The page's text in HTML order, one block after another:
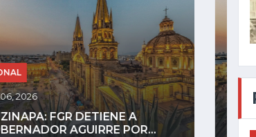
NACIONAL
Ago 05, 2026
HORROR DIGITAL: ASESINAN A
INFLUENCER GASTÉLUM EN...